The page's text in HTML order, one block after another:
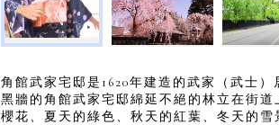
角館武家宅邸是1620年建造的武家（武士
黑牆的角館武家宅邸綿延不絕的林立在街
櫻花、夏天的綠色、秋天的紅葉、冬天的